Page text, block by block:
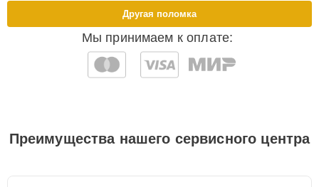
Мы принимаем к оплате:
Другая поломка
Преимущества нашего сервисного центра